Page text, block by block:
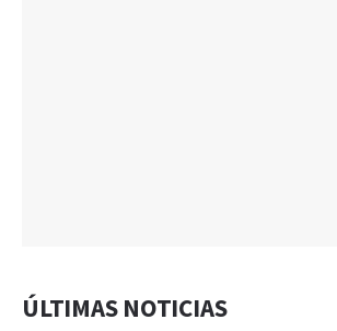
ÚLTIMAS NOTICIAS